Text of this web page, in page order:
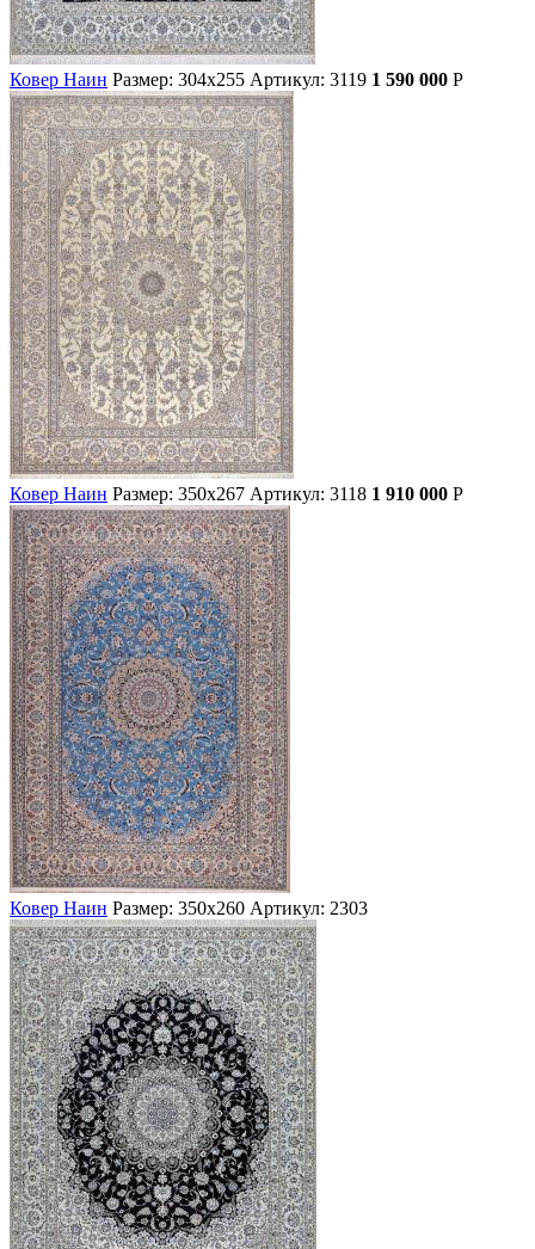
Ковер Наин Размер: 304х255 Артикул: 3119 1 590 000 Р
Ковер Наин Размер: 350х267 Артикул: 3118 1 910 000 Р
Ковер Наин Размер: 350х260 Артикул: 2303